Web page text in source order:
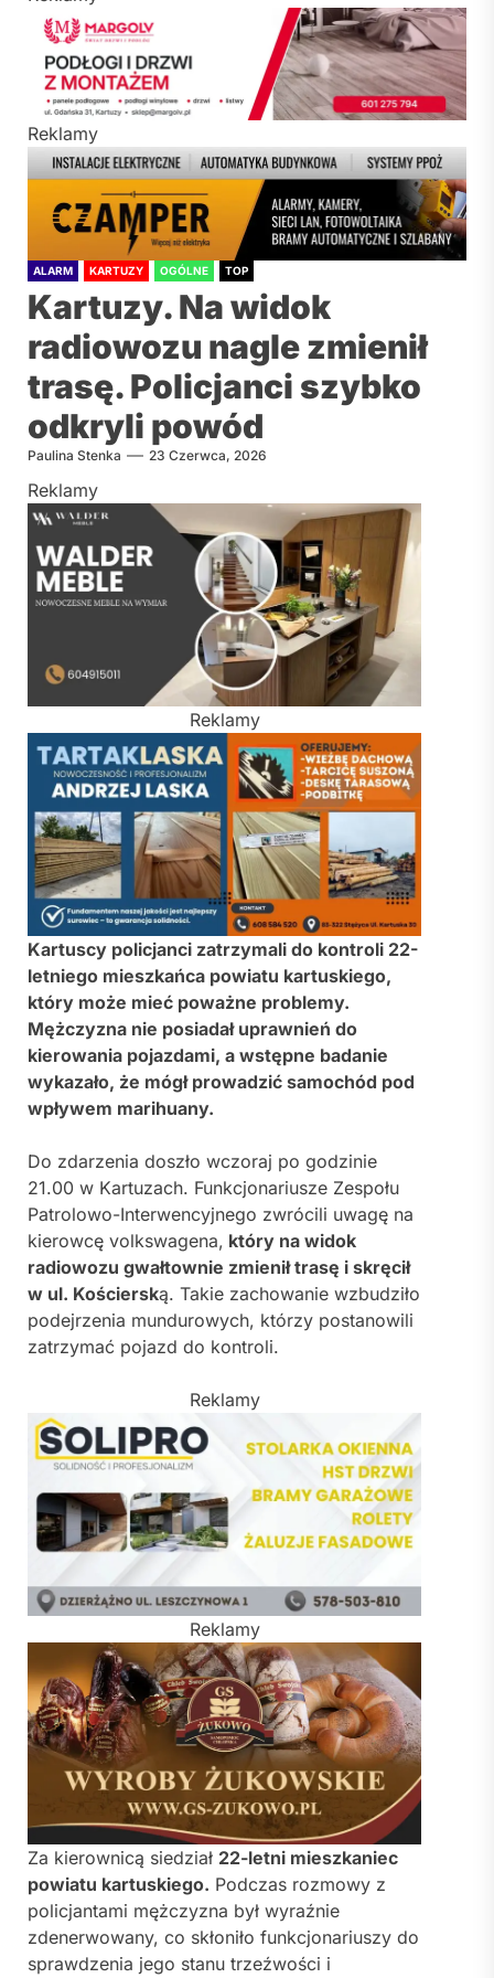
Reklamy
ALARM KARTUZY OGÓLNE TOP
Kartuzy. Na widok
radiowozu nagle zmienił
trasę. Policjanci szybko
odkryli powód
Paulina Stenka 23 Czerwca, 2026
Reklamy
Reklamy
Kartuscy policjanci zatrzymali do kontroli 22-
letniego mieszkańca powiatu kartuskiego,
który może mieć poważne problemy.
Mężczyzna nie posiadał uprawnień do
kierowania pojazdami, a wstępne badanie
wykazało, że mógł prowadzić samochód pod
wpływem marihuany.
Do zdarzenia doszło wczoraj po godzinie
21.00 w Kartuzach. Funkcjonariusze Zespołu
Patrolowo-Interwencyjnego zwrócili uwagę na
kierowcę volkswagena, który na widok
radiowozu gwałtownie zmienił trasę i skręcił
w ul. Kościerską. Takie zachowanie wzbudziło
podejrzenia mundurowych, którzy postanowili
zatrzymać pojazd do kontroli.
Reklamy
Reklamy
Za kierownicą siedział 22-letni mieszkaniec
powiatu kartuskiego. Podczas rozmowy z
policjantami mężczyzna był wyraźnie
zdenerwowany, co skłoniło funkcjonariuszy do
sprawdzenia jego stanu trzeźwości i